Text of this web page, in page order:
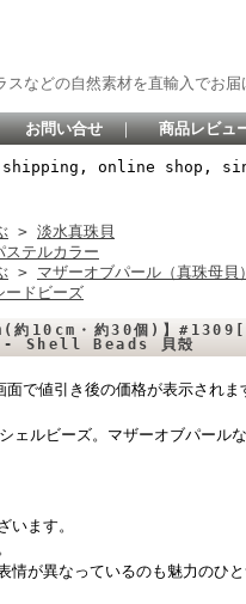
などの自然素材を直輸入でお届
お問い合せ ｜ 商品レビュ
online shop,
> 淡水真珠貝
ステルカラー
> マザーオブパール（真珠母貝）
ードビーズ
約10cm・約30個)】
- Shell Beads 貝殻
で値引き後の価格が表示されま
ェルビーズ。マザーオブパール
ます。
が異なっているのも魅力のひと